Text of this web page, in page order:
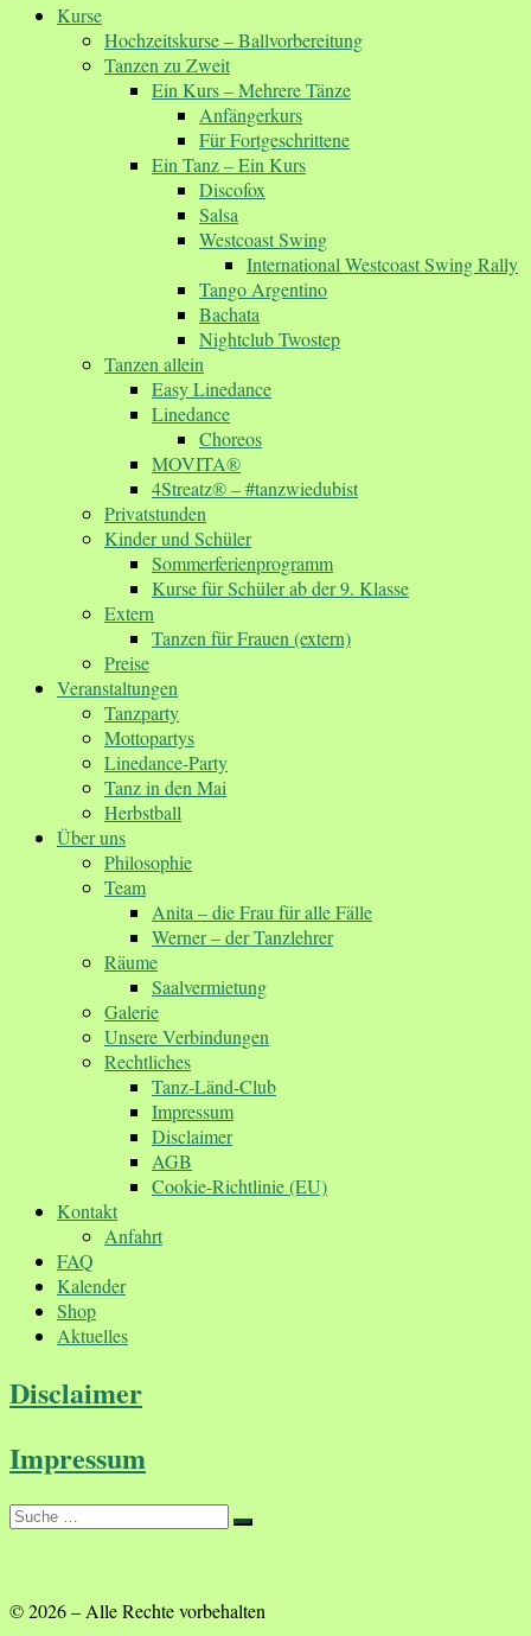
Kurse
Hochzeitskurse – Ballvorbereitung
Tanzen zu Zweit
Ein Kurs – Mehrere Tänze
Anfängerkurs
Für Fortgeschrittene
Ein Tanz – Ein Kurs
Discofox
Salsa
Westcoast Swing
International Westcoast Swing Rally
Tango Argentino
Bachata
Nightclub Twostep
Tanzen allein
Easy Linedance
Linedance
Choreos
MOVITA®
4Streatz® – #tanzwiedubist
Privatstunden
Kinder und Schüler
Sommerferienprogramm
Kurse für Schüler ab der 9. Klasse
Extern
Tanzen für Frauen (extern)
Preise
Veranstaltungen
Tanzparty
Mottopartys
Linedance-Party
Tanz in den Mai
Herbstball
Über uns
Philosophie
Team
Anita – die Frau für alle Fälle
Werner – der Tanzlehrer
Räume
Saalvermietung
Galerie
Unsere Verbindungen
Rechtliches
Tanz-Länd-Club
Impressum
Disclaimer
AGB
Cookie-Richtlinie (EU)
Kontakt
Anfahrt
FAQ
Kalender
Shop
Aktuelles
Disclaimer
Impressum
Suche
Suche
© 2026– Alle Rechte vorbehalten